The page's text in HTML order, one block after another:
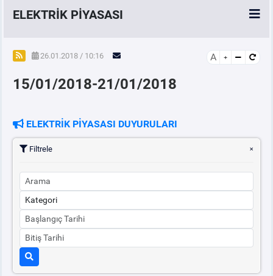
ELEKTRİK PİYASASI
SPOT ELEKTRİK PİYASALARI
ÖRNEK FİNANS BELGELERİ
VADELİ ELEKTRİK PİYASASI
PİYASA
SERBEST TÜKETİCİ
MALİ UZLAŞTIRMA
TEMİNAT
26.01.2018 / 10:16 A
15/01/2018-21/01/2018
ELEKTRİK PİYASASI DUYURULARI
Filtrele